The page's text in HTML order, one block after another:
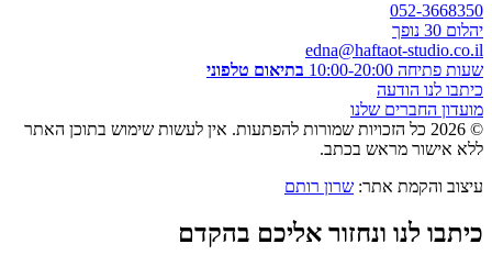
052-3668350
יהלום 30 נופך
edna@haftaot-studio.co.il
שעות פתיחה 10:00-20:00
בתיאום טלפוני
כיתבו לנו הודעה
מועדון החברים שלנו
© 2026 כל הזכויות שמורות להפתעות. אין לעשות שימוש בתוכן האתר
ללא אישור מראש בכתב.
עיצוב והקמת אתר: שרון רותם
כיתבו לנו ונחזור אליכם בהקדם